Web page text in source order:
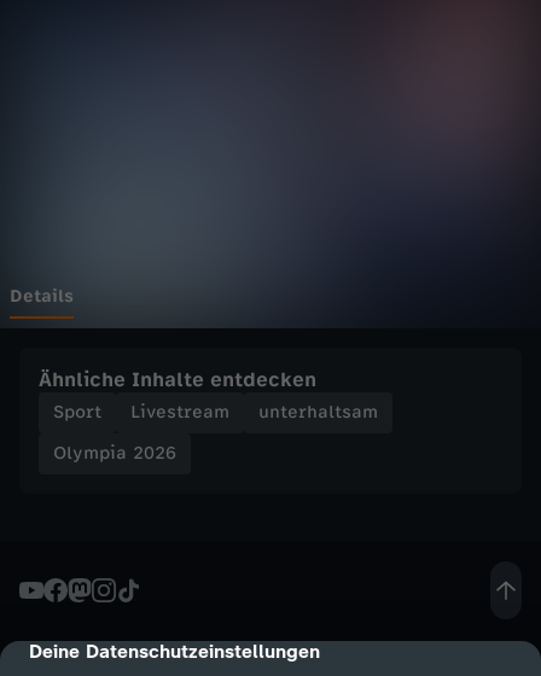
cmp-dialog-description
Deine Datenschutzeinstellungen
E
s
h
c
k
Details
Ähnliche Inhalte entdecken
Sport Livestream
unterhaltsam
Olympia 2026